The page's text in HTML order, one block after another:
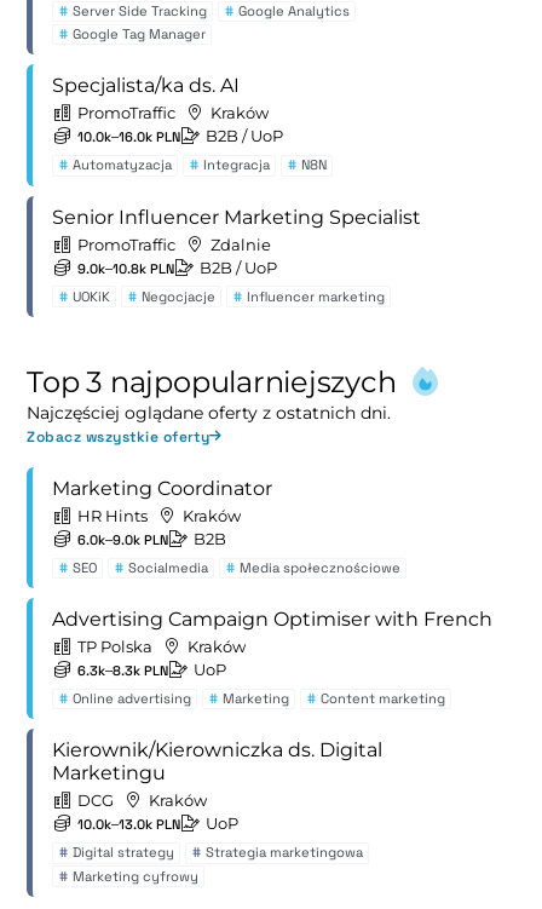
# Server Side Tracking # Google Analytics
# Google Tag Manager
Specjalista/ka ds. AI
PromoTraffic Kraków
10.0k–16.0k PLN B2B / UoP
# Automatyzacja # Integracja # N8N
Senior Influencer Marketing Specialist
PromoTraffic Zdalnie
9.0k–10.8k PLN B2B / UoP
# UOKiK # Negocjacje # Influencer marketing
Top 3 najpopularniejszych
Najczęściej oglądane oferty z ostatnich dni.
Zobacz wszystkie oferty
Marketing Coordinator
HR Hints Kraków
6.0k–9.0k PLN B2B
# SEO # Socialmedia # Media społecznościowe
Advertising Campaign Optimiser with French
TP Polska Kraków
6.3k–8.3k PLN UoP
# Online advertising # Marketing # Content marketing
Kierownik/Kierowniczka ds. Digital
Marketingu
DCG Kraków
10.0k–13.0k PLN UoP
# Digital strategy # Strategia marketingowa
# Marketing cyfrowy